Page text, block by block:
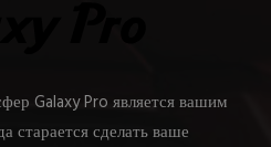
Galaxy Pro является вашим
старается сделать ваше